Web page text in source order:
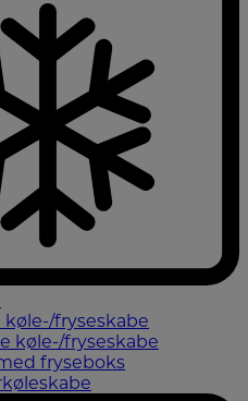
fryseskabe
køle-/fryseskabe
fryseboks